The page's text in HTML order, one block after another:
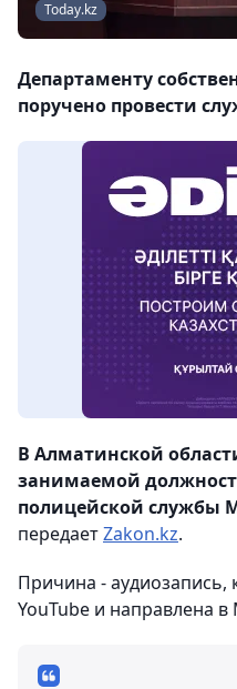
Today.kz
Департаменту
поручено провести
В Алматинской
занимаемой
полицейской службы
передаетZakon.kz.
Причина -
YouTube и направлена